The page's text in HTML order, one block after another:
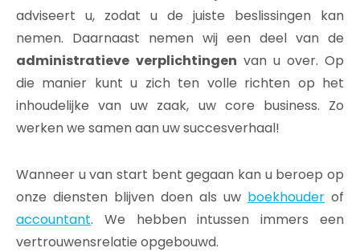
adviseert u, zodat u de juiste beslissingen kan
nemen. Daarnaast nemen wij een deel van de
administratieve verplichtingen van u over. Op
die manier kunt u zich ten volle richten op het
inhoudelijke van uw zaak, uw core business. Zo
werken we samen aan uw succesverhaal!
Wanneer u van start bent gegaan kan u beroep op
onze diensten blijven doen als uw boekhouder of
accountant. We hebben intussen immers een
vertrouwensrelatie opgebouwd.